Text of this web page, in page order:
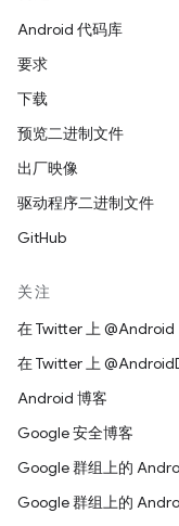
Android 代码库
要求
下载
预览二进制文件
出厂映像
驱动程序二进制文件
GitHub
关注
在 Twitter 上 @Android
在 Twitter 上
Android 博客
Google 安全博客
Google 群组上的
Google 群组上的